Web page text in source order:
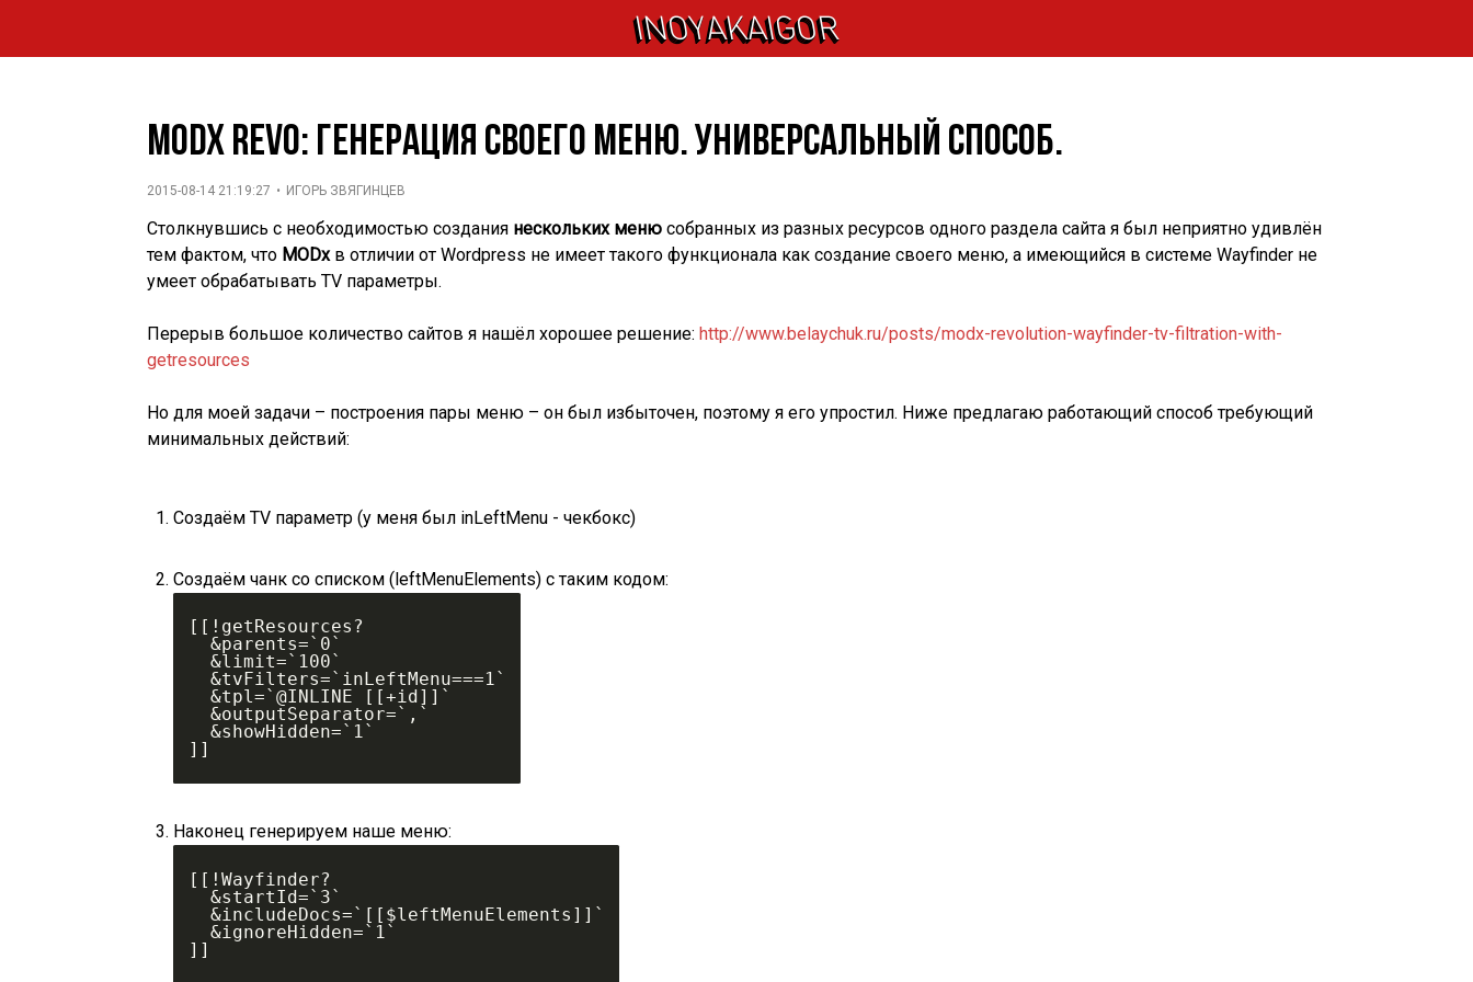
INOYAKAIGOR
MODx Revo: генерация своего меню. Универсальный способ.
2015-08-14 21:19:27 • ИГОРЬ ЗВЯГИНЦЕВ
Столкнувшись с необходимостью создания нескольких меню собранных из разных ресурсов одного раздела сайта я был неприятно удивлён
тем фактом, что MODxв отличии от Wordpress не имеет такого функционала как создание своего меню, а имеющийся в системе Wayfinder не
умеет обрабатывать TV параметры.
Перерыв большое количество сайтов я нашёл хорошее решение:http://www.belaychuk.ru/posts/modx-revolution-wayfinder-tv-filtration-with-
getresources
Но для моей задачи – построения пары меню – он был избыточен, поэтому я его упростил. Ниже предлагаю работающий способ требующий
минимальных действий:
Создаём TV параметр (у меня был inLeftMenu - чекбокс)
Создаём чанк со списком (leftMenuElements) с таким кодом:
[[!getResources?
  &parents=`0`
  &limit=`100`
  &tvFilters=`inLeftMenu===1`
  &tpl=`@INLINE [[+id]]`
  &outputSeparator=`,`
  &showHidden=`1`
]]
Наконец генерируем наше меню:
[[!Wayfinder?
  &startId=`3`
  &includeDocs=`[[$leftMenuElements]]`
  &ignoreHidden=`1`
]]